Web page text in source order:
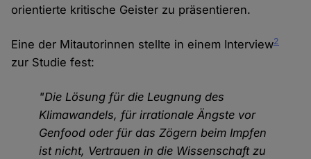
orientierte kritische Geister zu präsentieren.
Eine der Mitautorinnen stellte in einem Interview2
zur Studie fest:
"Die Lösung für die Leugnung des
Klimawandels, für irrationale Ängste vor
Genfood oder für das Zögern beim Impfen
ist nicht, Vertrauen in die Wissenschaft zu